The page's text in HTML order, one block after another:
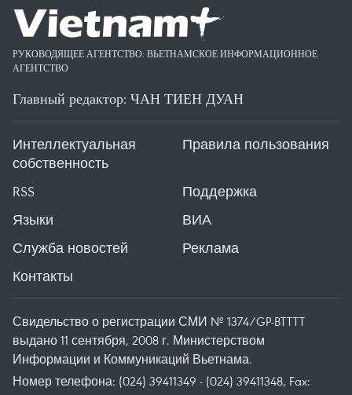
РУКОВОДЯЩЕЕ АГЕНТСТВО: ВЬЕТНАМСКОЕ ИНФОРМАЦИОННОЕ
АГЕНТСТВО
Главный редактор: ЧАН ТИЕН ДУАН
Интеллектуальная
собственность
Правила пользования
RSS
Поддержка
Языки
ВИА
Служба новостей
Реклама
Контакты
Свидельство о регистрации СМИ № 1374/GP-BTTTT
выдано 11 сентября, 2008 г. Министерством
Информации и Коммуникаций Вьетнама.
Номер телефона: (024) 39411349 - (024) 39411348, Fax: